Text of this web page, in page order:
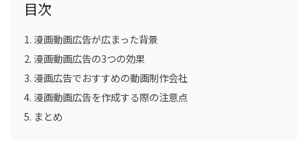
目次
漫画動画広告が広まった背景
漫画動画広告の3つの効果
漫画広告でおすすめの動画制作会社
漫画動画広告を作成する際の注意点
まとめ